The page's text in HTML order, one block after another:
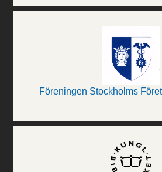
Föreningen Stockholms